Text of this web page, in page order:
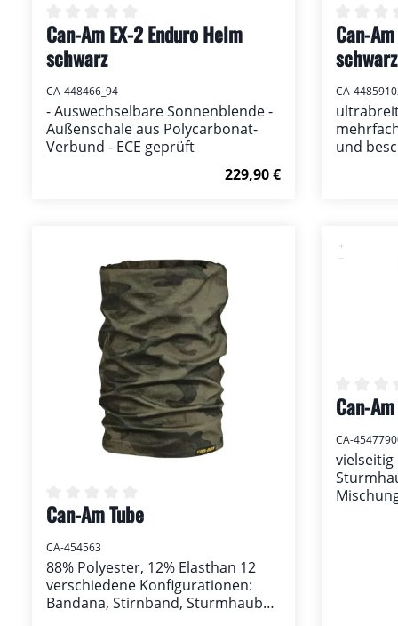
Durchschnittliche Bewertung von 0 von 5
Can-Am EX-2 Enduro Helm
schwarz
CA-448466_94
- Auswechselbare Sonnenblende -
Außenschale aus Polycarbonat-
Verbund - ECE geprüft
Regulärer Preis:
229,90 €
Can-
schwarz
CA-
und
Durchschnittliche Bewertung von 0 von 5
Can-Am Tube
CA-454563
88% Polyester, 12% Elasthan 12
verschiedene Konfigurationen:
Bandana, Stirnband, Sturmhaube
Can-
CA-
vielseitig